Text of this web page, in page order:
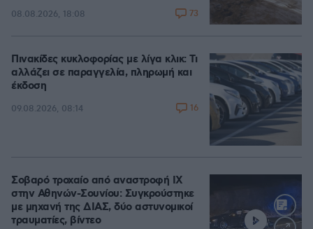
08.08.2026, 18:08 73
Πινακίδες κυκλοφορίας με λίγα κλικ: Τι
αλλάζει σε παραγγελία, πληρωμή και
έκδοση
09.08.2026, 08:14 16
Σοβαρό τροχαίο από αναστροφή ΙΧ
στην Αθηνών-Σουνίου: Συγκρούστηκε
με μηχανή της ΔΙΑΣ, δύο αστυνομικοί
τραυματίες, βίντεο